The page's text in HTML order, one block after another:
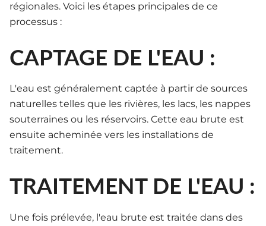
régionales. Voici les étapes principales de ce
processus :
CAPTAGE DE L'EAU :
L'eau est généralement captée à partir de sources
naturelles telles que les rivières, les lacs, les nappes
souterraines ou les réservoirs. Cette eau brute est
ensuite acheminée vers les installations de
traitement.
TRAITEMENT DE L'EAU :
Une fois prélevée, l'eau brute est traitée dans des